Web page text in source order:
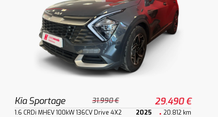
Kia Sportage 31.990 € 29.490 €
1.6 CRDi MHEV 100kW 136CV Drive 4X2 2025 20.812 km